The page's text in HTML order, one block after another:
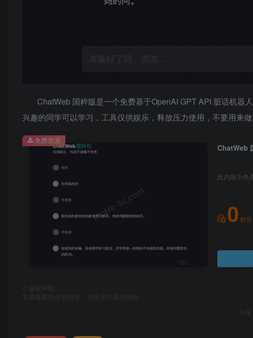
ChatWeb 国粹版是一个免费基于OpenAI GPT API 脏话机器
兴趣的同学可以学习，工具仅供娱乐，释放压力使用，不要用来做
ChatWeb
此内容为免
0 积分
免费资源
版权声明
文章版权归作者所有，未经允许请勿转载。
THE